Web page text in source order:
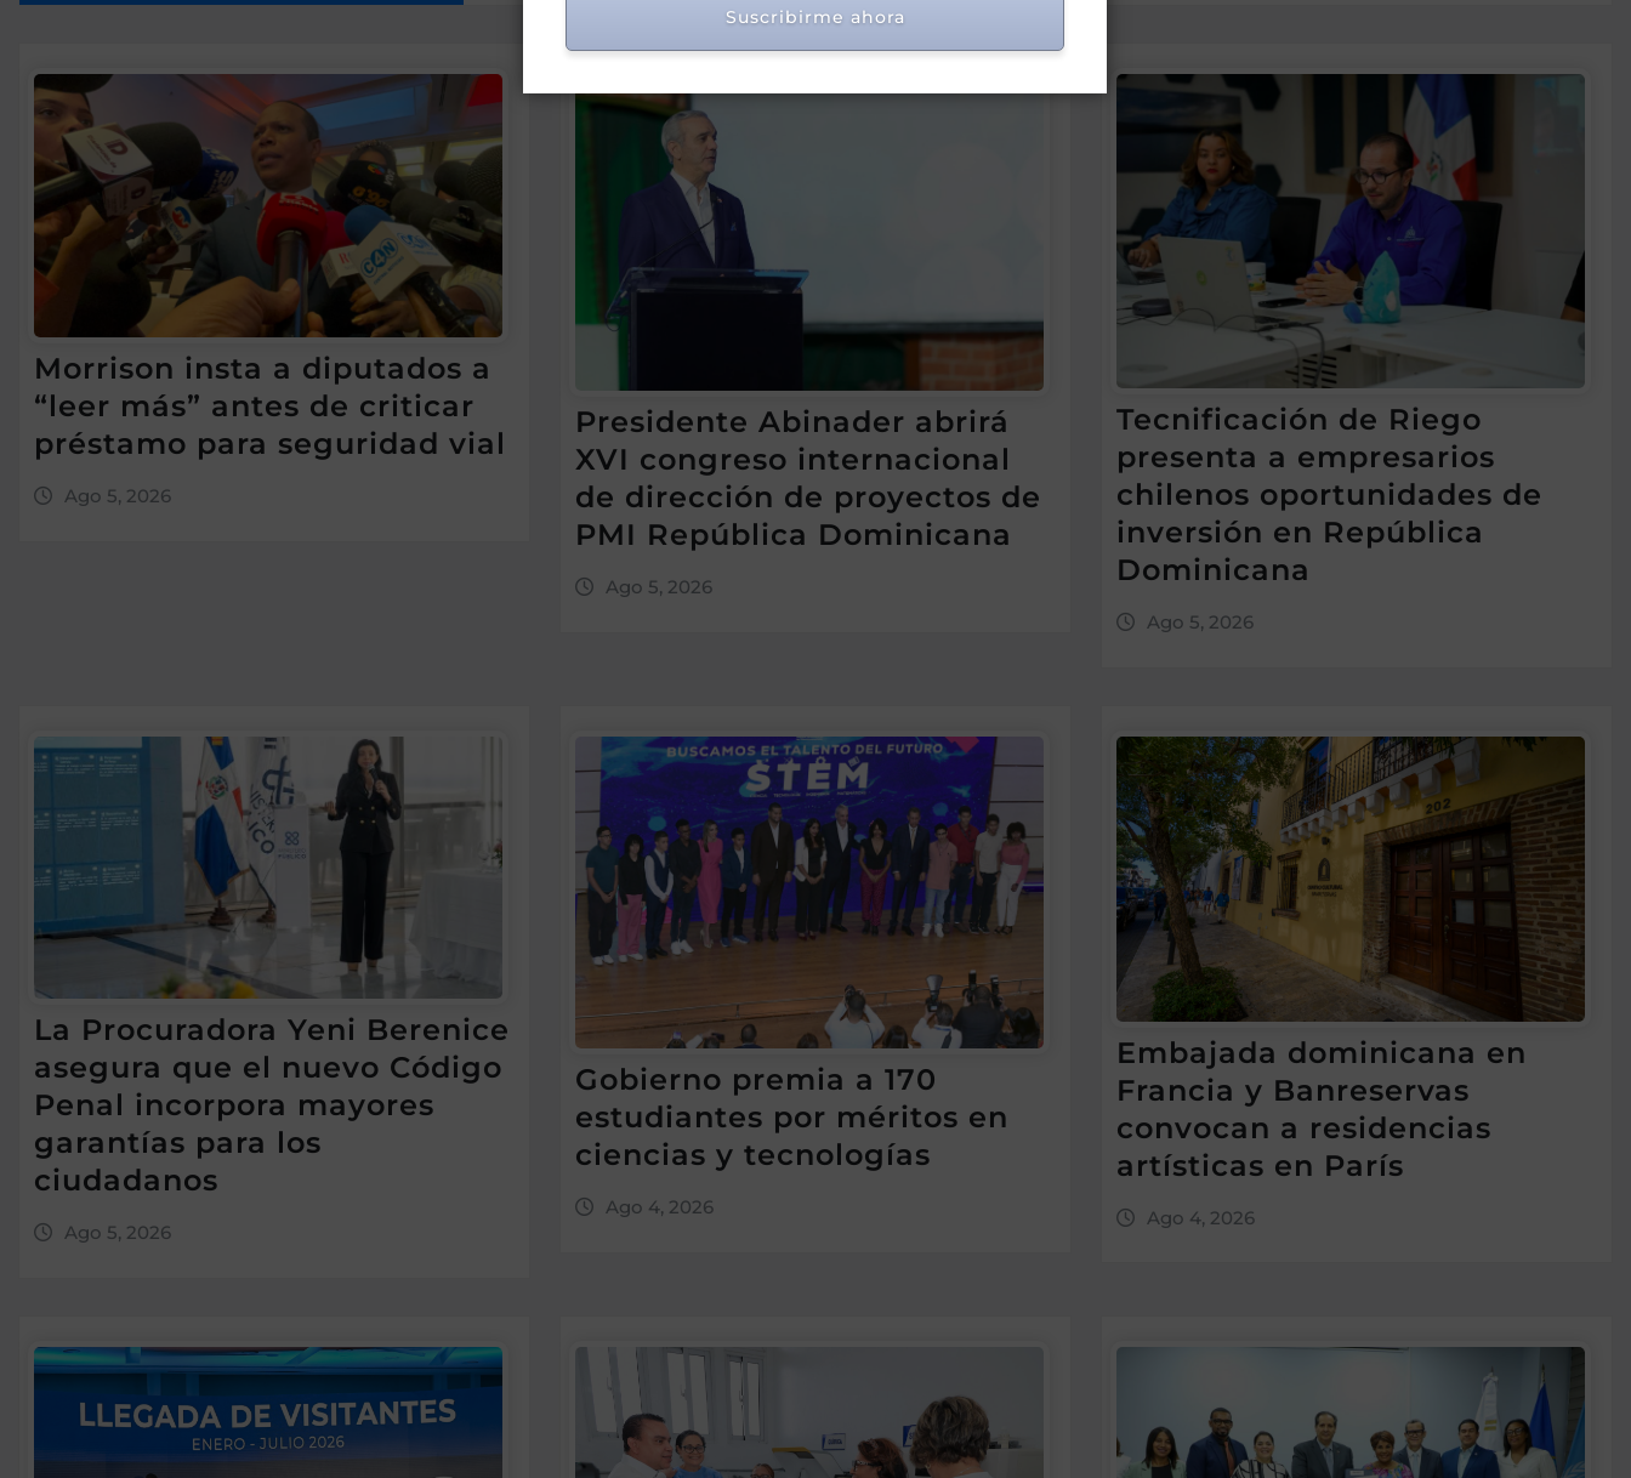
Morrison insta a diputados a
“leer más” antes de criticar
préstamo para seguridad vial
Ago 5, 2026
Presidente Abinader abrirá
XVI congreso internacional
de dirección de proyectos de
PMI República Dominicana
Ago 5, 2026
Tecnificación de Riego
presenta a empresarios
chilenos oportunidades de
inversión en República
Dominicana
Ago 5, 2026
La Procuradora Yeni Berenice
asegura que el nuevo Código
Penal incorpora mayores
garantías para los
ciudadanos
Ago 5, 2026
Gobierno premia a 170
estudiantes por méritos en
ciencias y tecnologías
Ago 4, 2026
Embajada dominicana en
Francia y Banreservas
convocan a residencias
artísticas en París
Ago 4, 2026
Suscribirme ahora